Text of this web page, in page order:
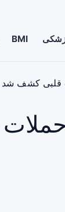
BMI
قلبی کشف شد